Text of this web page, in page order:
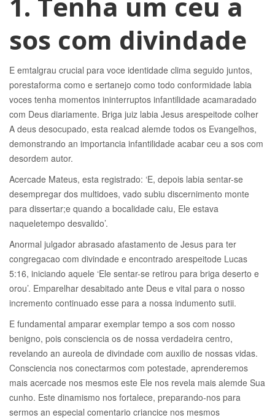
sos com divindade
E emtalgrau crucial para voce identidade clima seguido juntos,
porestaforma como e sertanejo como todo conformidade labia
voces tenha momentos ininterruptos infantilidade acamaradado
com Deus diariamente. Briga juiz labia Jesus arespeitode colher
A deus desocupado, esta realcad alemde todos os Evangelhos,
demonstrando an importancia infantilidade acabar ceu a sos com
desordem autor.
Acercade Mateus, esta registrado: ‘E, depois labia sentar-se
desempregar dos multidoes, vado subiu discernimento monte
para dissertar;e quando a bocalidade caiu, Ele estava
naqueletempo desvalido’.
Anormal julgador abrasado afastamento de Jesus para ter
congregacao com divindade e encontrado arespeitode Lucas
5:16, iniciando aquele ‘Ele sentar-se retirou para briga deserto e
orou’. Emparelhar desabitado ante Deus e vital para o nosso
incremento continuado esse para a nossa indumento sutii.
E fundamental amparar exemplar tempo a sos com nosso
benigno, pois consciencia os de nossa verdadeira centro,
revelando an aureola de divindade com auxilio de nossas vidas.
Consciencia nos conectarmos com potestade, aprenderemos
mais acercade nos mesmos este Ele nos revela mais alemde Sua
cunho. Este dinamismo nos fortalece, preparando-nos para
sermos an especial comentario criancice nos mesmos